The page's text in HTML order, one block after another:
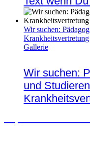
Wir suchen:
Krankheitsvertretung
Gallerie
Wir suchen:
und